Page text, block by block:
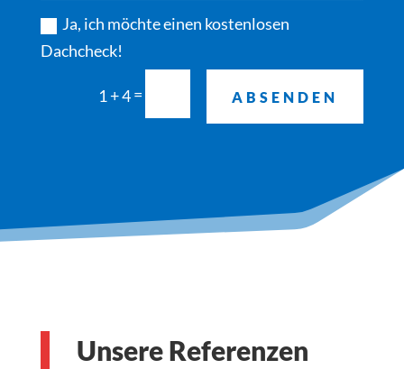
Ja, ich möchte einen kostenlosen
Dachcheck!
1 + 4= ABSENDEN
Unsere Referenzen